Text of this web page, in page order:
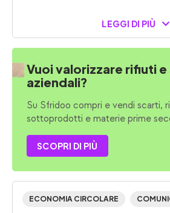
LEGGI DI PIÙ
Vuoi valorizzare rifiuti
aziendali?
Su Sfridoo compri e vendi scarti,
sottoprodotti e materie prime
SCOPRI DI PIÙ
ECONOMIA CIRCOLARE